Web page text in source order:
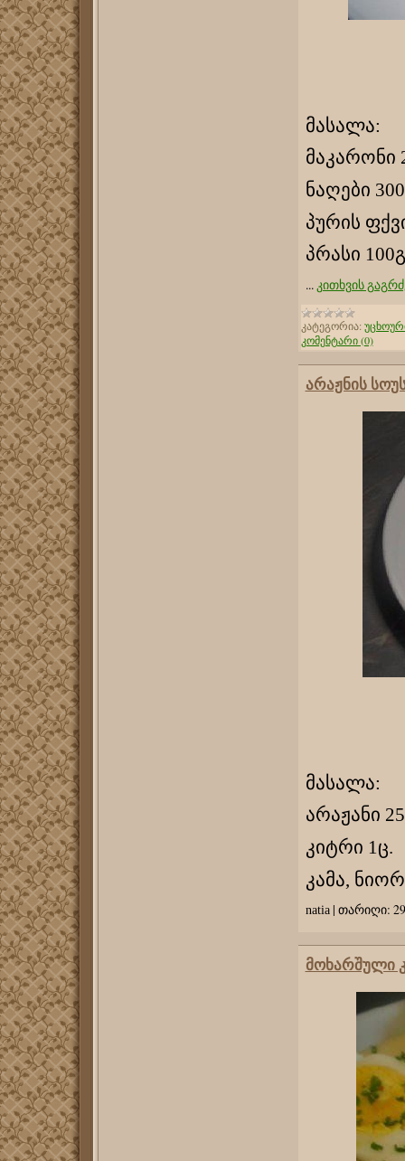
მასალა:
მაკარონი
ნაღები
პურის
პრასი
...კითხვის
კატეგორია:
კომენტარი (0)
არაჟნის
მასალა:
არაჟანი
კიტრი 1ც.
კამა,
natia | თარიღი:
მოხარშული